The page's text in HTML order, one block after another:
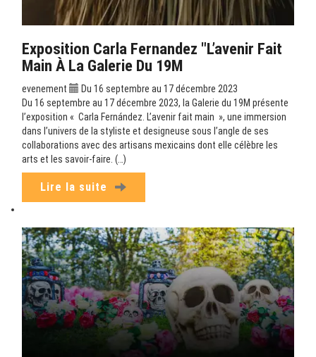
Exposition Carla Fernandez "L’avenir Fait
Main À La Galerie Du 19M
evenement
Du 16 septembre au 17 décembre 2023
Du 16 septembre au 17 décembre 2023, la Galerie du 19M présente
l’exposition « Carla Fernández. L’avenir fait main », une immersion
dans l’univers de la styliste et designeuse sous l’angle de ses
collaborations avec des artisans mexicains dont elle célèbre les
arts et les savoir-faire. (…)
Lire la suite